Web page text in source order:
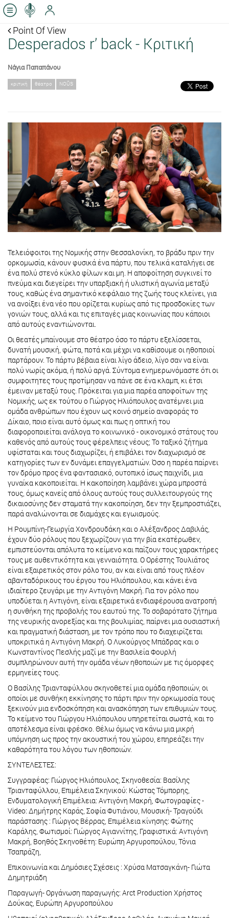
Point Of View
Desperados r’ back - Κριτική
Νάγια Παπαπάνου
κριτική θέατρο NOŪS
Previous
Τελειόφοιτοι της Νομικής στην Θεσσαλονίκη, το βράδυ πριν την
ορκομωσία, κάνουν φυσικά ένα πάρτυ, που τελικά καταλήγει σε
ένα πολύ στενό κύκλο φίλων και μη. Η αποφοίτηση συγκινεί το
πνεύμα και διεγείρει την υπαρξιακή ή υλιστική αγωνία μεταξύ
τους, καθώς ένα σημαντικό κεφάλαιο της ζωής τους κλείνει, για
να ανοίξει ένα νέο που ορίζεται κυρίως από τις προσδοκίες των
γονιών τους, αλλά και τις επιταγές μιας κοινωνίας που κάποιοι
από αυτούς εναντιώνονται.
Οι θεατές μπαίνουμε στο θέατρο όσο το πάρτυ εξελίσσεται,
δυνατή μουσική, φώτα, ποτά και μέχρι να καθίσουμε οι ηθοποιοί
παρτάρουν. Το πάρτυ βέβαια είναι λίγο άδειο, λίγο σαν να είναι
πολύ νωρίς ακόμα, ή πολύ αργά. Σύντομα ενημερωνόμαστε ότι οι
συμφοιτητες τους προτίμησαν να πάνε σε ένα κλαμπ, κι έτσι
έμειναν μεταξύ τους. Πρόκειται για μια παρέα αποφοίτων της
Νομικής, ως εκ τούτου ο Γιώργος Ηλιόπουλος ανατέμνει μια
ομάδα ανθρώπων που έχουν ως κοινό σημείο αναφοράς το
Δίκαιο, ποιο είναι αυτό όμως και πως η οπτική του
διαφοροποιείται ανάλογα το κοινωνικό - οικονομικό στάτους του
καθενός από αυτούς τους φέρελπεις νέους; Το ταξικό ζήτημα
υφίσταται και τους διαχωρίζει, ή επιβάλει τον διαχωρισμό σε
κατηγορίες των εν δυνάμει επαγγελματιών. Όσο η παρέα παίρνει
τον δρόμο προς ένα φαντασιακό, ουτοπικό ίσως παιχνίδι, μια
γυναίκα κακοποιείται. Η κακοποίηση λαμβάνει χώρα μπροστά
τους, όμως κανείς από όλους αυτούς τους συλλειτουργούς της
δικαιοσύνης δεν σταματά την κακοποίηση, δεν την ξεμπροστιάζει,
παρά αναλώνονται σε διαμάχες και εγωισμούς.
Η Ρουμπίνη-Γεωργία Χονδρουδάκη και ο Αλέξανδρος Δαβιλάς,
έχουν δύο ρόλους που ξεχωρίζουν για την βία εκατέρωθεν,
εμπιστεύονται απόλυτα το κείμενο και παίζουν τους χαρακτήρες
τους με αυθεντικότητα και γενναιότητα. Ο Ορέστης Τουλιάτος
είναι εξαιρετικός στον ρόλο του, αν και είναι από τους πλέον
αβανταδόρικους του έργου του Ηλιόπουλου, και κάνει ένα
ιδιαίτερο ζευγάρι με την Αντιγόνη Μακρή. Για τον ρόλο που
υποδύεται η Αντιγόνη, είναι εξαιρετικά ενδιαφέρουσα ανατροπή
η συνθήκη της προβολής του εαυτού της. Το σοβαρότατο ζήτημα
της νευρικής ανορεξίας και της βουλιμίας, παίρνει μια ουσιαστική
και πραγματική διάσταση, με τον τρόπο που το διαχειρίζεται
υποκριτικά η Αντιγόνη Μακρή. Ο Λυκούργος Μπάδρας και ο
Κωνσταντίνος Πεσλής μαζί με την Βασιλεία Φουρλή
συμπληρώνουν αυτή την ομάδα νέων ηθοποιών με τις όμορφες
ερμηνείες τους.
Ο Βασίλης Τριανταφύλλου σκηνοθετεί μια ομάδα ηθοποιών, οι
οποίοι με συνθήκη εκκίνησης το πάρτι πριν την ορκωμοσία τους
ξεκινούν μια ενδοσκόπηση και ανασκόπηση των επιθυμιών τους.
Το κείμενο του Γιώργου Ηλιόπουλου υπηρετείται σωστά, και το
αποτέλεσμα είναι φρέσκο. Θέλω όμως να κάνω μια μικρή
υπόμνηση ως προς την ακουστική του χώρου, επηρεάζει την
καθαρότητα του λόγου των ηθοποιών.
ΣΥΝΤΕΛΕΣΤΕΣ:
Συγγραφέας: Γιώργος Ηλιόπουλος, Σκηνοθεσία: Βασίλης
Τριανταφύλλου, Επιμέλεια Σκηνικού: Κώστας Τόμπορης,
Ενδυματολογική Επιμέλεια: Αντιγόνη Μακρή, Φωτογραφίες -
Video: Δημήτρης Καράς, Σοφία Φυτιάνου, Μουσική- Τραγούδι
παράστασης : Γιώργος Βέρρας, Επιμέλεια κίνησης: Φώτης
Καράλης, Φωτισμοί: Γιώργος Αγιαννίτης, Γραφιστικά: Αντιγόνη
Μακρή, Βοηθός Σκηνοθέτη: Ευρώπη Αργυροπούλου, Τόνια
Τσαπράζη,
Επικοινωνία και Δημόσιες Σχέσεις : Χρύσα Ματσαγκάνη- Γιώτα
Δημητριάδη
Παραγωγή- Οργάνωση παραγωγής: Arct Production Χρήστος
Δούκας, Ευρώπη Αργυροπούλου